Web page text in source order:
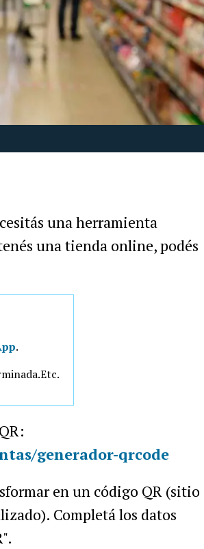
una herramienta
una tienda online, podés
.
generador-qrcode
en un código QR (sitio
Completá los datos